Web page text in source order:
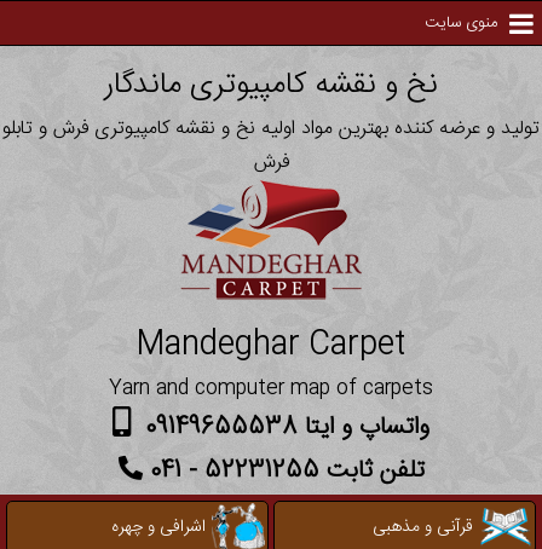
منوی سایت
نخ و نقشه کامپیوتری ماندگار
تولید و عرضه کننده بهترین مواد اولیه نخ و نقشه کامپیوتری فرش و تابلو
فرش
Mandeghar Carpet
Yarn and computer map of carpets
واتساپ و ایتا 09149655538
تلفن ثابت 52231255 - 041
قرآنی و مذهبی
اشرافی و چهره